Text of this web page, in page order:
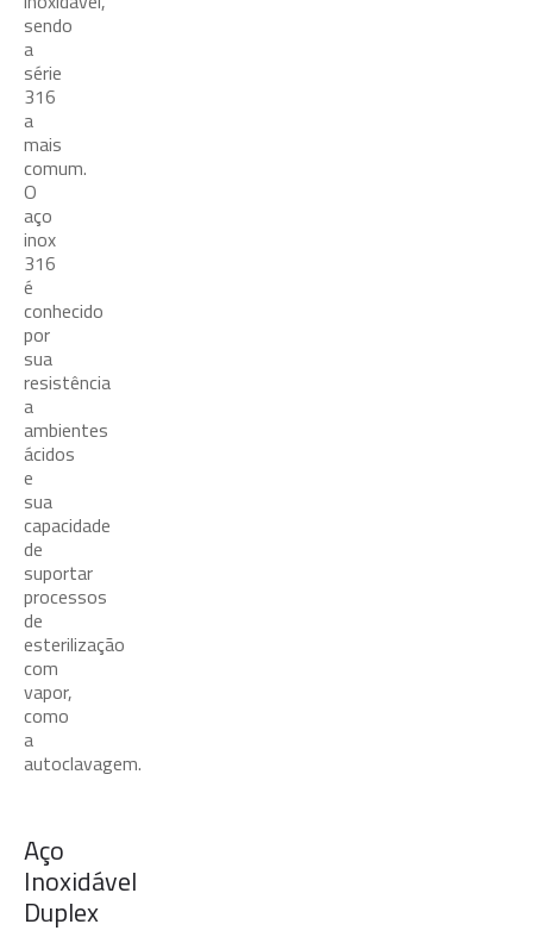
sendo
a
série
316
a
mais
comum.
O
aço
inox
316
é
conhecido
por
sua
resistência
a
ambientes
ácidos
e
sua
capacidade
de
suportar
processos
de
esterilização
com
vapor,
como
a
autoclavagem.
Aço
Inoxidável
Duplex